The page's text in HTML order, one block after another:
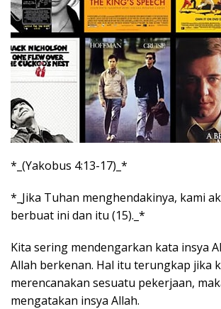
*_(Yakobus 4:13-17)_*
*_Jika Tuhan menghendakinya, kami
berbuat ini dan itu (15)._*
Kita sering mendengarkan kata insya
Allah berkenan. Hal itu terungkap jika
merencanakan sesuatu pekerjaan,
mengatakan insya Allah.